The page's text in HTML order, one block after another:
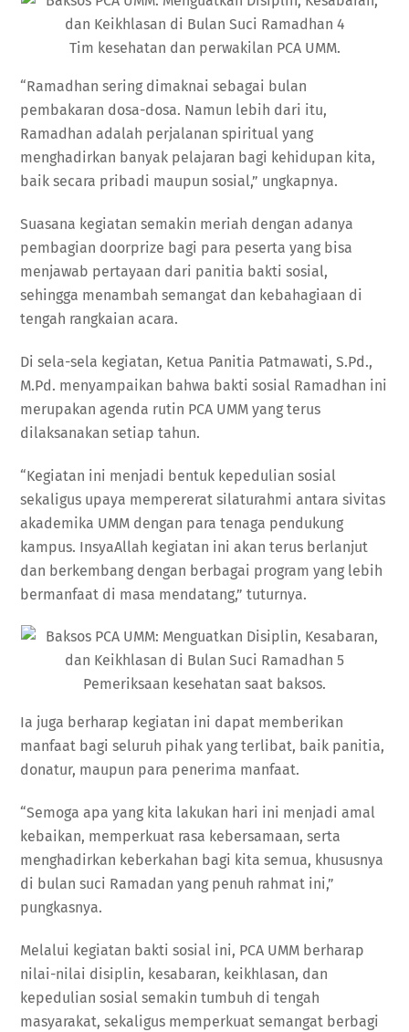
Tim kesehatan dan perwakilan PCA UMM.
“Ramadhan sering dimaknai sebagai bulan
pembakaran dosa-dosa. Namun lebih dari itu,
Ramadhan adalah perjalanan spiritual yang
menghadirkan banyak pelajaran bagi kehidupan kita,
baik secara pribadi maupun sosial,” ungkapnya.
Suasana kegiatan semakin meriah dengan adanya
pembagian doorprize bagi para peserta yang bisa
menjawab pertayaan dari panitia bakti sosial,
sehingga menambah semangat dan kebahagiaan di
tengah rangkaian acara.
Di sela-sela kegiatan, Ketua Panitia Patmawati, S.Pd.,
M.Pd. menyampaikan bahwa bakti sosial Ramadhan ini
merupakan agenda rutin PCA UMM yang terus
dilaksanakan setiap tahun.
“Kegiatan ini menjadi bentuk kepedulian sosial
sekaligus upaya mempererat silaturahmi antara sivitas
akademika UMM dengan para tenaga pendukung
kampus. InsyaAllah kegiatan ini akan terus berlanjut
dan berkembang dengan berbagai program yang lebih
bermanfaat di masa mendatang,” tuturnya.
Pemeriksaan kesehatan saat baksos.
Ia juga berharap kegiatan ini dapat memberikan
manfaat bagi seluruh pihak yang terlibat, baik panitia,
donatur, maupun para penerima manfaat.
“Semoga apa yang kita lakukan hari ini menjadi amal
kebaikan, memperkuat rasa kebersamaan, serta
menghadirkan keberkahan bagi kita semua, khususnya
di bulan suci Ramadan yang penuh rahmat ini,”
pungkasnya.
Melalui kegiatan bakti sosial ini, PCA UMM berharap
nilai-nilai disiplin, kesabaran, keikhlasan, dan
kepedulian sosial semakin tumbuh di tengah
masyarakat, sekaligus memperkuat semangat berbagi